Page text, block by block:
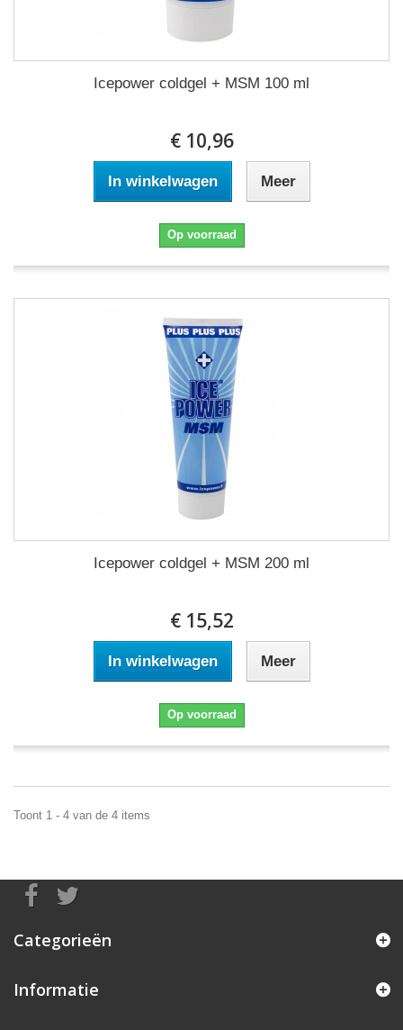
Icepower coldgel + MSM 100 ml
€ 10,96
In winkelwagen Meer
Op voorraad
Icepower coldgel + MSM 200 ml
€ 15,52
In winkelwagen Meer
Op voorraad
Toont 1 - 4 van de 4 items
Categorieën
Informatie